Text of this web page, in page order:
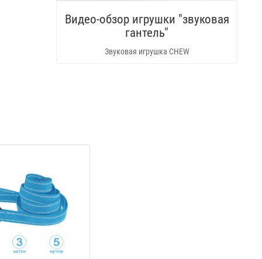
Видео-обзор игрушки "звуковая
гантель"
Звуковая игрушка CHEW